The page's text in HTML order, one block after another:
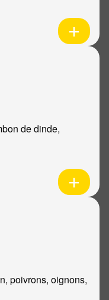
de dinde,
poivrons, oignons,